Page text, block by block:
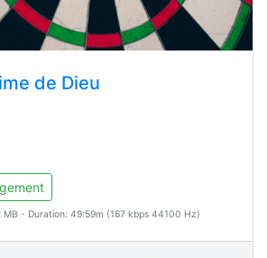
de Dieu
MB - Duration: 49:59m (167 kbps 44100 Hz)